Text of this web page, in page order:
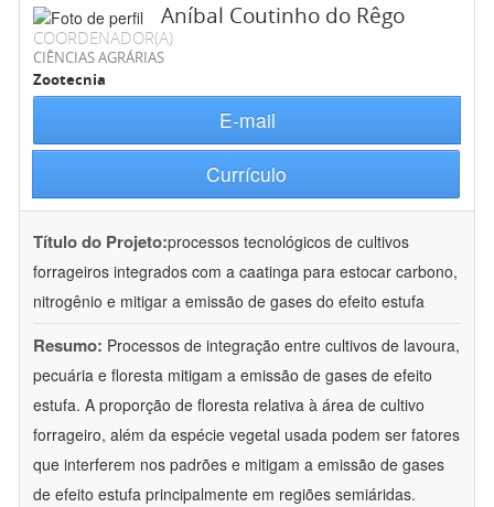
Aníbal Coutinho do Rêgo
COORDENADOR(A)
CIÊNCIAS AGRÁRIAS
Zootecnia
E-mail
Currículo
Título do Projeto:processos tecnológicos de cultivos
forrageiros integrados com a caatinga para estocar carbono,
nitrogênio e mitigar a emissão de gases do efeito estufa
Resumo: Processos de integração entre cultivos de lavoura,
pecuária e floresta mitigam a emissão de gases de efeito
estufa. A proporção de floresta relativa à área de cultivo
forrageiro, além da espécie vegetal usada podem ser fatores
que interferem nos padrões e mitigam a emissão de gases
de efeito estufa principalmente em regiões semiáridas.